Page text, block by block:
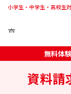
小学生・中学生・高校生
資料請
無料体